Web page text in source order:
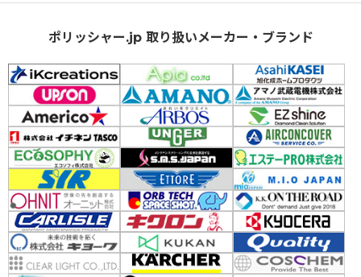
ポリッシャー.jp 取り扱いメーカー・ブランド